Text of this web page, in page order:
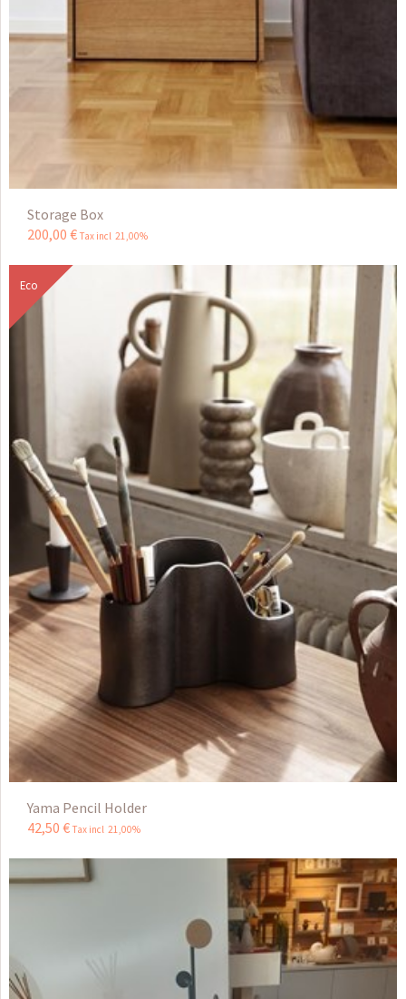
Storage Box
200,00 € Tax incl 21,00%
Eco
Yama Pencil Holder
42,50 € Tax incl 21,00%